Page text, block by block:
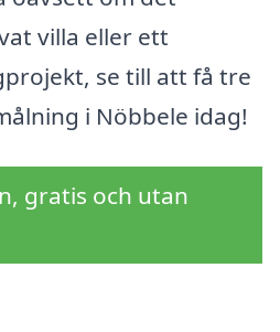
villa eller ett
se till att få tre
i Nöbbele idag!
gratis och utan